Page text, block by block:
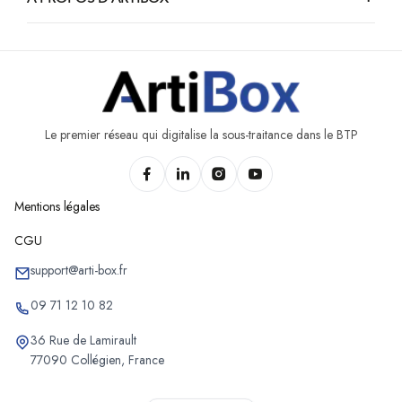
Chantiers d'aménagement de combles de Nandrin
Chantiers d'aménagement de combles d'Awans
Chantiers d'aménagement de combles de Trois-Ponts
Chantiers d'aménagement de combles d'Héron
Le premier réseau qui digitalise la sous-traitance dans le BTP
Mentions légales
CGU
support@arti-box.fr
09 71 12 10 82
36 Rue de Lamirault
77090 Collégien, France